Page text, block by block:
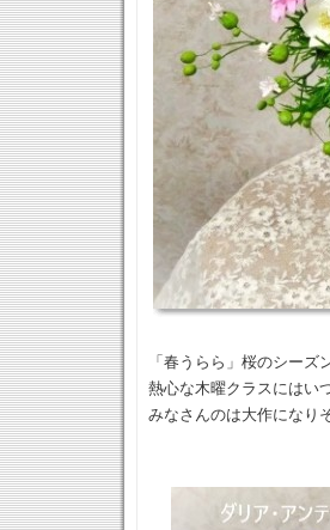
「春うらら」桜のシー
熱心な木曜クラスにはい
みなさんのは大作になり